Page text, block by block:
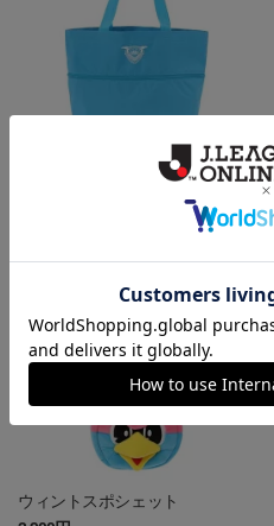
リサイズトートバッグ
ウィントスポシェット